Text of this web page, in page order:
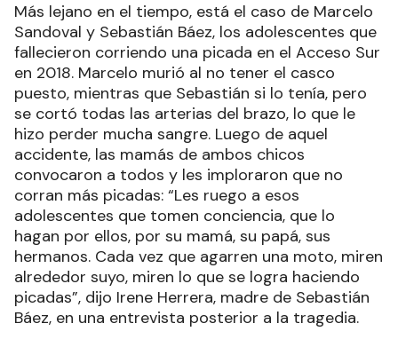
Más lejano en el tiempo, está el caso de Marcelo
Sandoval y Sebastián Báez, los adolescentes que
fallecieron corriendo una picada en el Acceso Sur
en 2018. Marcelo murió al no tener el casco
puesto, mientras que Sebastián si lo tenía, pero
se cortó todas las arterias del brazo, lo que le
hizo perder mucha sangre. Luego de aquel
accidente, las mamás de ambos chicos
convocaron a todos y les imploraron que no
corran más picadas: “Les ruego a esos
adolescentes que tomen conciencia, que lo
hagan por ellos, por su mamá, su papá, sus
hermanos. Cada vez que agarren una moto, miren
alrededor suyo, miren lo que se logra haciendo
picadas”, dijo Irene Herrera, madre de Sebastián
Báez, en una entrevista posterior a la tragedia.